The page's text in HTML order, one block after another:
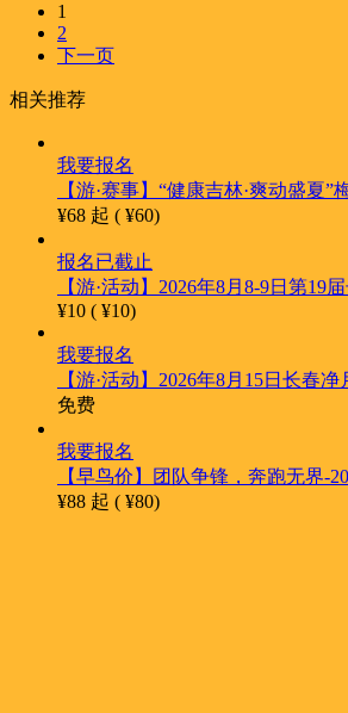
1
2
下一页
相关推荐
我要报名
【游·赛事】“健康吉林·爽动盛夏
¥68 起 ( ¥60)
报名已截止
【游·活动】2026年8月8-9日第19
¥10 ( ¥10)
我要报名
【游·活动】2026年8月15日长春
免费
我要报名
【早鸟价】团队争锋，奔跑无界-
¥88 起 ( ¥80)